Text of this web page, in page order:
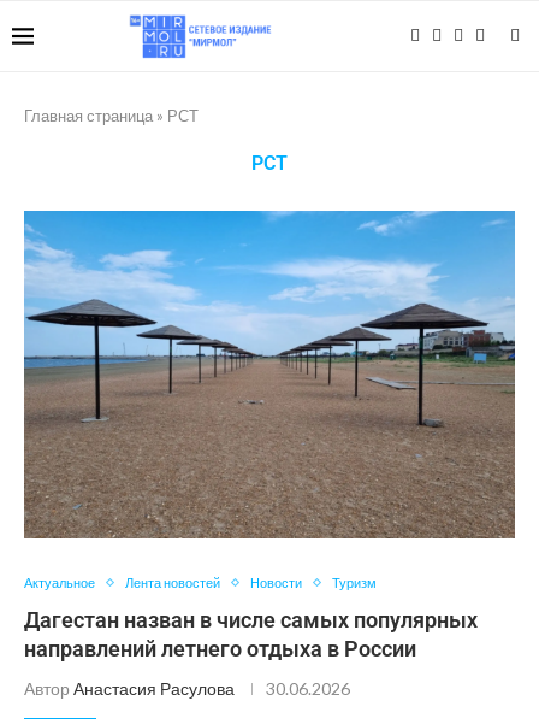
Главная страница » РСТ
РСТ
Актуальное Лента новостей Новости Туризм
Дагестан назван в числе самых популярных
направлений летнего отдыха в России
Автор Анастасия Расулова 30.06.2026